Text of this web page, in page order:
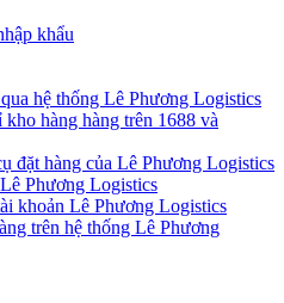
khẩu
hệ thống Lê Phương Logistics
hàng hàng trên 1688 và
đặt hàng của Lê Phương Logistics
Phương Logistics
khoản Lê Phương Logistics
trên hệ thống Lê Phương